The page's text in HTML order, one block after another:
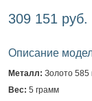
309 151 руб.
Описание
Металл: Золото 585
Вес: 5 грамм